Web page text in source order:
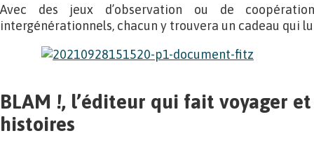
Avec des jeux d’observation ou de
intergénérationnels, chacun y trouvera un cadeau qui
BLAM !, l’éditeur qui fait voyager
histoires